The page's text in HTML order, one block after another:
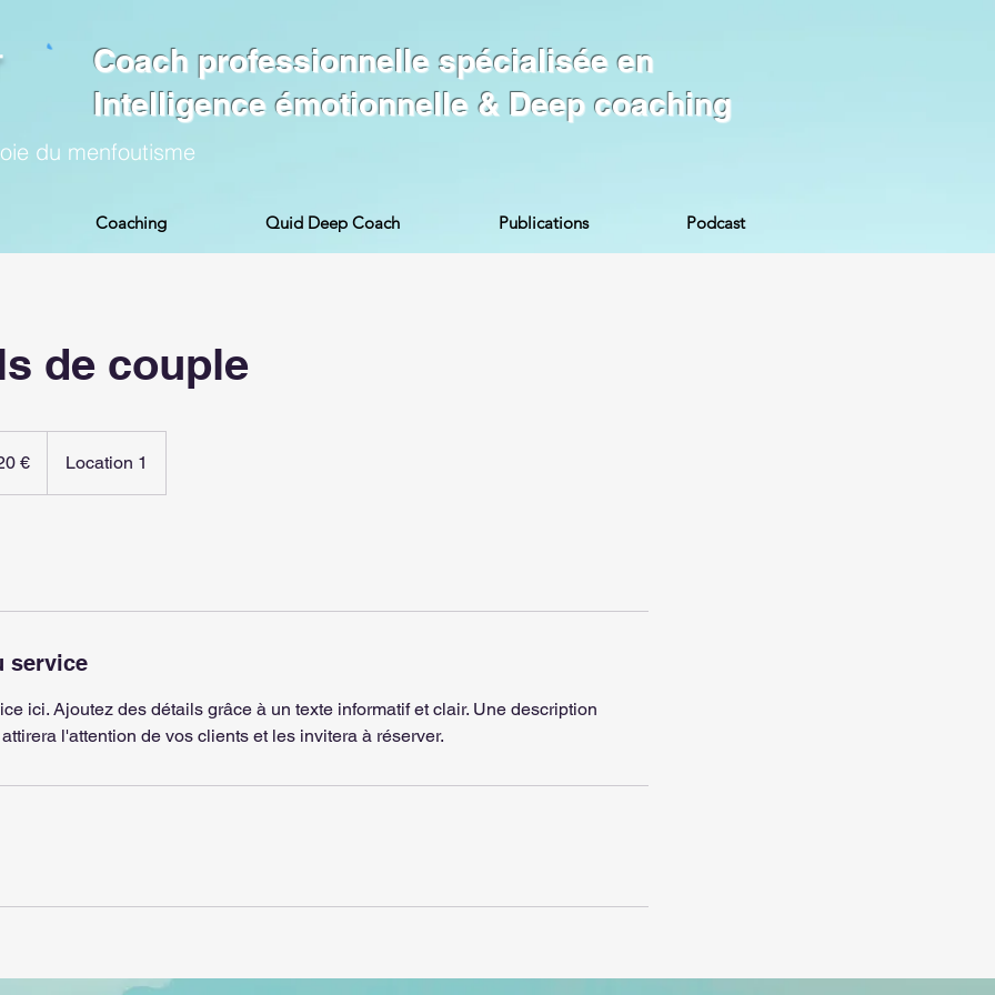
Coach professionnelle spécialisée en
Intelligence émotionnelle & Deep coaching
du menfoutisme
Coaching Quid Deep Coach Publications Podcast
de couple
€ Location 1
service
ici. Ajoutez des détails grâce à un texte informatif et clair. Une description
l'attention de vos clients et les invitera à réserver.